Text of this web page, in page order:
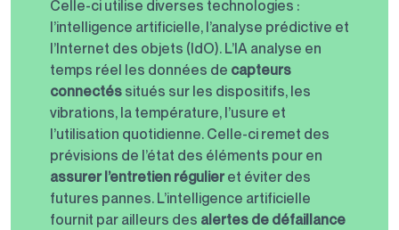
Celle-ci utilise diverses technologies :
l’intelligence artificielle, l’analyse prédictive et
l’Internet des objets (IdO). L’IA analyse en
temps réel les données de capteurs
connectés situés sur les dispositifs, les
vibrations, la température, l’usure et
l’utilisation quotidienne. Celle-ci remet des
prévisions de l’état des éléments pour en
assurer l’entretien régulieret éviter des
futures pannes. L’intelligence artificielle
fournit par ailleurs des alertes de défaillance